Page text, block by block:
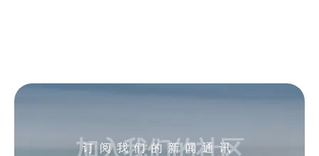
订阅我们的新闻通讯
加入我们的社区